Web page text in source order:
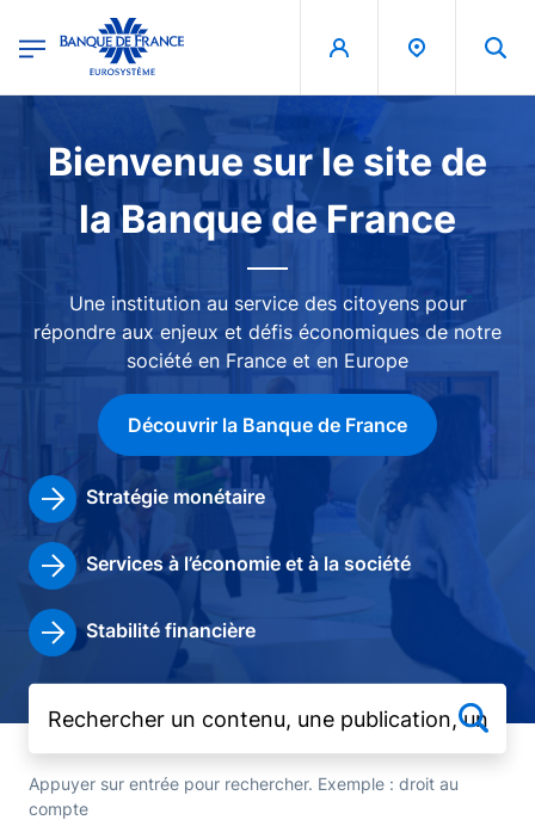
Banque de France - Menu Principal
Bienvenue sur le site de
la Banque de France
Une institution au service des citoyens pour
répondre aux enjeux et défis économiques de notre
société en France et en Europe
Découvrir la Banque de France
Stratégie monétaire
Services à l’économie et à la société
Stabilité financière
Appuyer sur entrée pour rechercher. Exemple : droit au
compte